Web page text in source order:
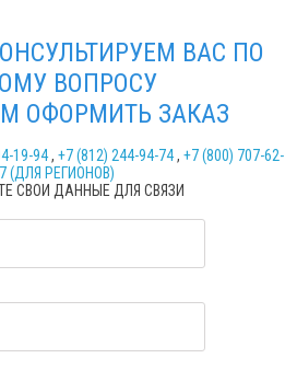
ВАС ПО
ВОПРОСУ
ОФОРМИТЬ ЗАКАЗ
19-94, +7 (812) 244-94-74, +7 (800) 707-62-
(ДЛЯ РЕГИОНОВ)
СВОИ ДАННЫЕ ДЛЯ СВЯЗИ